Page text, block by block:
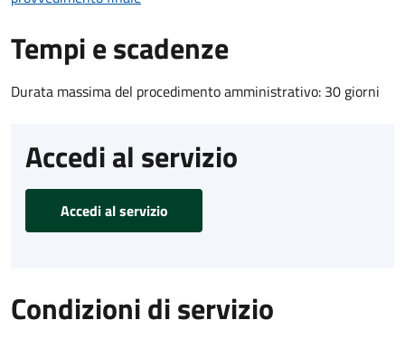
Tempi e scadenze
Durata massima del procedimento amministrativo: 30 giorni
Accedi al servizio
Accedi al servizio
Condizioni di servizio